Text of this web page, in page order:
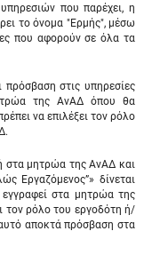
που παρέχει, η
το όνομα "Ερμής", μέσω
που αφορούν σε όλα τα
πρόσβαση στις υπηρεσίες
της ΑνΑΔ όπου θα
να επιλέξει τον ρόλο
στα μητρώα της ΑνΑΔ και
Εργαζόμενος”» δίνεται
στα μητρώα της
τον ρόλο του εργοδότη ή/
αποκτά πρόσβαση στα